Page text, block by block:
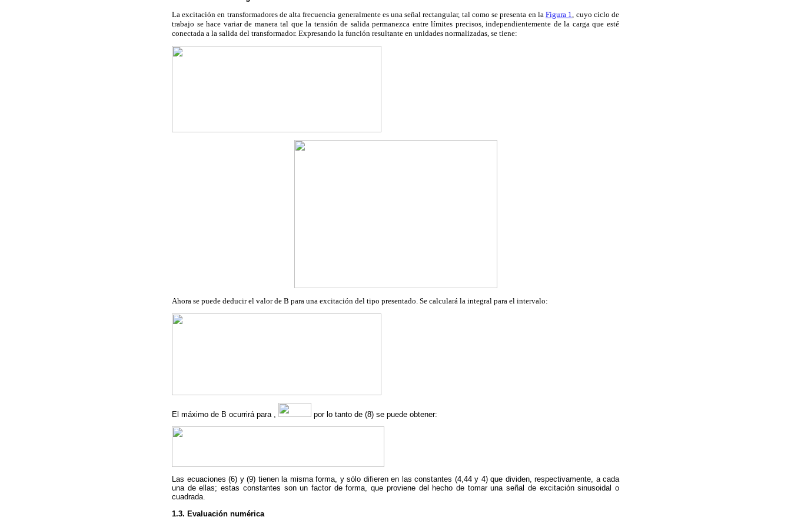
La excitación en transformadores de alta frecuencia generalmente es una señal rectangular, tal como se presenta en laFigura 1, cuyo ciclo de
trabajo se hace variar de manera tal que la tensión de salida permanezca entre límites precisos, independientemente de la carga que esté
conectada a la salida del transformador. Expresando la función resultante en unidades normalizadas, se tiene:
Ahora se puede deducir el valor de B para una excitación del tipo presentado. Se calculará la integral para el intervalo:
El máximo de B ocurrirá para , por lo tanto de (8) se puede obtener:
Las ecuaciones (6) y (9) tienen la misma forma, y sólo difieren en las constantes (4,44 y 4) que dividen, respectivamente, a cada
una de ellas; estas constantes son un factor de forma, que proviene del hecho de tomar una señal de excitación sinusoidal o
cuadrada.
1.3. Evaluación numérica